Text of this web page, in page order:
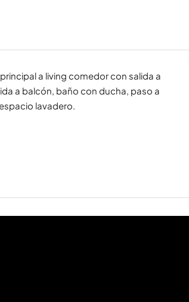
a living comedor con salida a
a balcón, baño con ducha, paso a
lavadero.